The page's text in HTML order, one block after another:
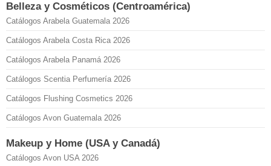
Belleza y Cosméticos (Centroamérica)
Catálogos Arabela Guatemala 2026
Catálogos Arabela Costa Rica 2026
Catálogos Arabela Panamá 2026
Catálogos Scentia Perfumería 2026
Catálogos Flushing Cosmetics 2026
Catálogos Avon Guatemala 2026
Makeup y Home (USA y Canadá)
Catálogos Avon USA 2026